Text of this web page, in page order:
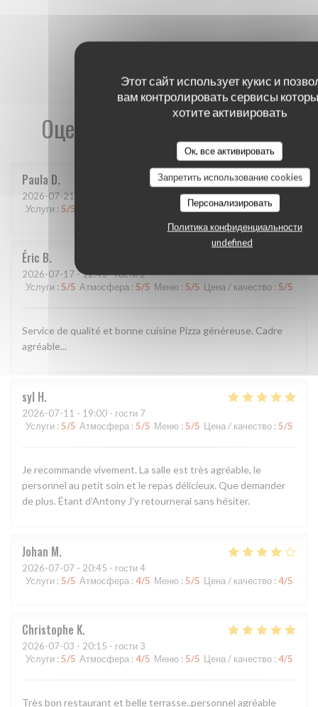
Этот сайт использует кукис и
вам контролировать сервисы
хотите активировать
Ок, все активировать
Запретить использование cookies
Персонализировать
Политика конфиденциальности
undefined
Оценки наших посетителей
Paula D
2026-07-21
Услуги : 5/5 : 4 /5 Цена / качество: 5
Éric B
2026-07-17 - 12:45 - гости 2
Услуги : 5/5 Атмосфера : 5/5 Меню : 5/5 Цена / качество : 5/5
Service de qualité et bonne cuisine Pizza généreuse. Cadre
agréable...
syl H
2026-07-11 - 19:00 - гости 7
Услуги : 5/5 Атмосфера : 5/5 Меню : 5/5 Цена / качество : 5/5
Je recommande vivement. La salle est très agréable, le
personnel au petit soin et le repas délicieux. Que demander
de plus. Étant d’Antony J'y retournerai sans hésiter.
Johan M
2026-07-07 - 20:45 - гости 4
Услуги : 5/5 Атмосфера : 4/5 Меню : 5/5 Цена / качество : 4/5
Christophe K
2026-07-03 - 20:15 - гости 3
Услуги : 5/5 Атмосфера : 4/5 Меню : 5/5 Цена / качество : 4/5
Très bon restaurant et belle terrasse..personnel agréable